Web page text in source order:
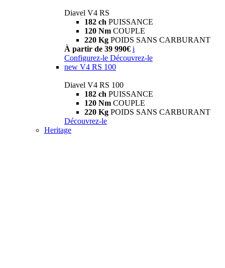
Diavel V4 RS
182 ch PUISSANCE
120 Nm COUPLE
220 Kg POIDS SANS CARBURANT
À partir de 39 990€ i
Configurez-le Découvrez-le
new V4 RS 100
Diavel V4 RS 100
182 ch PUISSANCE
120 Nm COUPLE
220 Kg POIDS SANS CARBURANT
Découvrez-le
Heritage